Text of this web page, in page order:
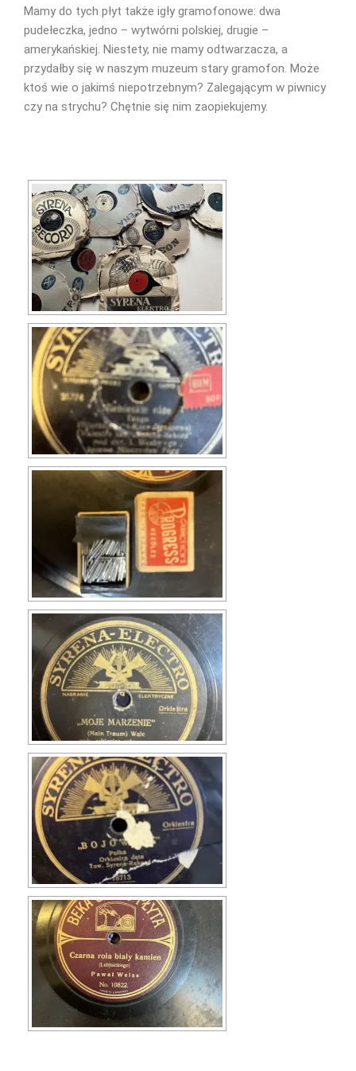
Mamy do tych płyt także igły gramofonowe: dwa
pudełeczka, jedno – wytwórni polskiej, drugie –
amerykańskiej. Niestety, nie mamy odtwarzacza, a
przydałby się w naszym muzeum stary gramofon. Może
ktoś wie o jakimś niepotrzebnym? Zalegającym w piwnicy
czy na strychu? Chętnie się nim zaopiekujemy.